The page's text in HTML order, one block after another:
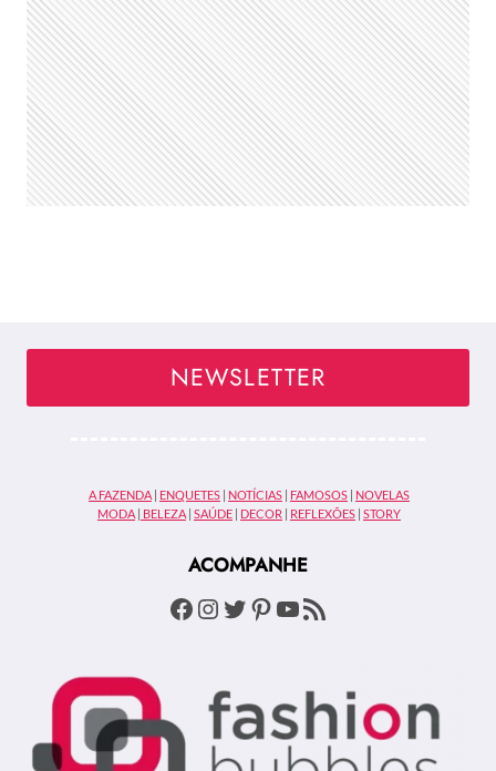
NEWSLETTER
A FAZENDA | ENQUETES | NOTÍCIAS | FAMOSOS | NOVELAS
MODA | BELEZA | SAÚDE | DECOR | REFLEXÕES | STORY
ACOMPANHE
Facebook
Instagram
Twitter
Pinterest
Youtube
Feed RSS